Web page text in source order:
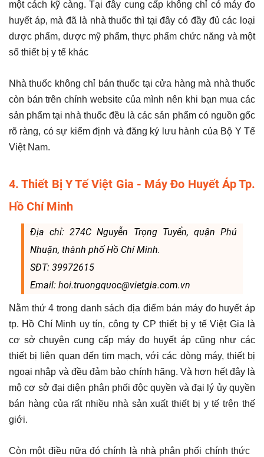
một cách kỹ càng. Tại đây cung cấp không chỉ có máy đo
huyết áp, mà đã là nhà thuốc thì tại đây có đầy đủ các loại
dược phẩm, dược mỹ phẩm, thực phẩm chức năng và một
số thiết bị y tế khác
Nhà thuốc không chỉ bán thuốc tại cửa hàng mà nhà thuốc
còn bán trên chính website của mình nên khi bạn mua các
sản phẩm tại nhà thuốc đều là các sản phẩm có nguồn gốc
rõ ràng, có sự kiểm định và đăng ký lưu hành của Bộ Y Tế
Việt Nam.
4. Thiết Bị Y Tế Việt Gia - Máy Đo Huyết Áp Tp.
Hồ Chí Minh
Địa chỉ: 274C Nguyễn Trọng Tuyển, quận Phú
Nhuận, thành phố Hồ Chí Minh.
SĐT: 39972615
Email: hoi.truongquoc@vietgia.com.vn
Nằm thứ 4 trong danh sách địa điểm bán máy đo huyết áp
tp. Hồ Chí Minh uy tín, công ty CP thiết bị y tế Việt Gia là
cơ sở chuyên cung cấp máy đo huyết áp cũng như các
thiết bị liên quan đến tim mạch, với các dòng máy, thiết bị
ngoại nhập và đều đảm bảo chính hãng. Và hơn hết đây là
mộ cơ sở đại diện phân phối độc quyền và đại lý ủy quyền
bán hàng của rất nhiều nhà sản xuất thiết bị y tế trên thế
giới.
Còn một điều nữa đó chính là nhà phân phối chính thức